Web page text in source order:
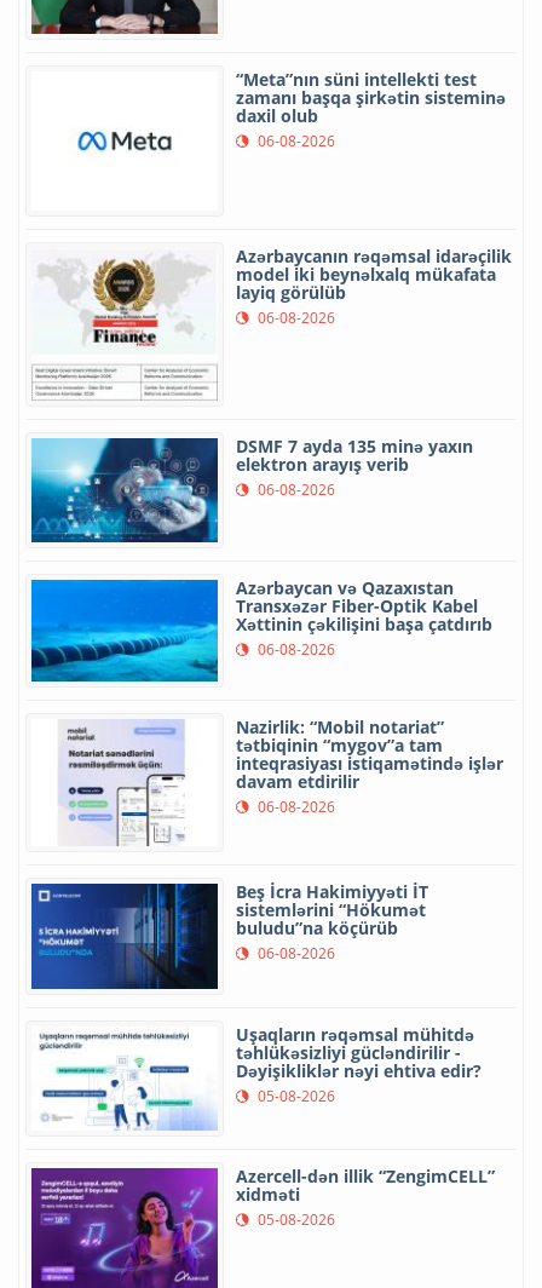
“Meta”nın süni intellekti test
zamanı başqa şirkətin sisteminə
daxil olub
06-08-2026
Azərbaycanın rəqəmsal idarəçilik
model iki beynəlxalq mükafata
layiq görülüb
06-08-2026
DSMF 7 ayda 135 minə yaxın
elektron arayış verib
06-08-2026
Azərbaycan və Qazaxıstan
Transxəzər Fiber-Optik Kabel
Xəttinin çəkilişini başa çatdırıb
06-08-2026
Nazirlik: “Mobil notariat”
tətbiqinin “mygov”a tam
inteqrasiyası istiqamətində işlər
davam etdirilir
06-08-2026
Beş İcra Hakimiyyəti İT
sistemlərini “Hökumət
buludu”na köçürüb
06-08-2026
Uşaqların rəqəmsal mühitdə
təhlükəsizliyi gücləndirilir -
Dəyişikliklər nəyi ehtiva edir?
05-08-2026
Azercell-dən illik “ZengimCELL”
xidməti
05-08-2026